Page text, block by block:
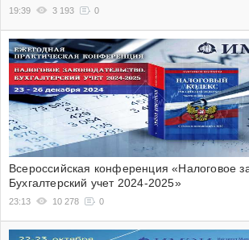
19:39 3 193 0
Всероссийская конференция «Налоговое
Бухгалтерский учет 2024-2025»
23:13 10 278 0